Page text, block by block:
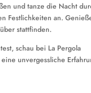
und tanze die Nacht
Festlichkeiten an.
stattfinden.
schau bei La Pergola
unvergessliche